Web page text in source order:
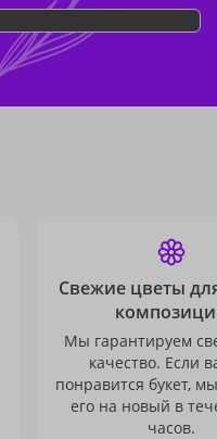
Свежие цветы
Мы гарантируем
качество. Если
понравится букет,
его на новый в
часов.